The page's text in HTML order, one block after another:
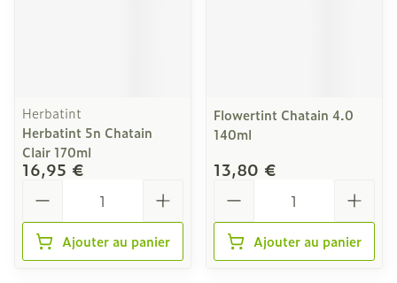
Herbatint
Herbatint 5n Chatain
Clair 170ml
16,95 €
Ajouter au panier
Flowertint Chatain 4.0
140ml
13,80 €
Ajouter au panier